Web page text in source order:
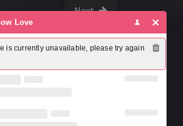
Next
Love
is currently unavailable, please try again